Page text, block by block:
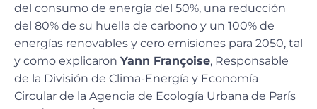
del consumo de energía del 50%, una reducción
del 80% de su huella de carbono y un 100% de
energías renovables y cero emisiones para 2050, tal
y como explicaron Yann Françoise, Responsable
de la División de Clima-Energía y Economía
Circular de la Agencia de Ecología Urbana de París